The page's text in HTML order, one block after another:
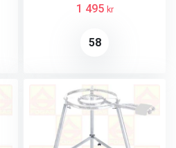
1 495 kr
58